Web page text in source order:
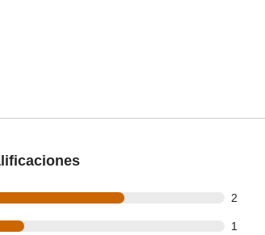
2
of 3 reviews
1
of 3 reviews